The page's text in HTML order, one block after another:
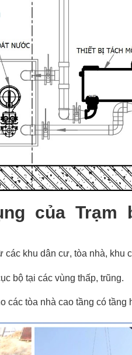
của Trạm
khu dân cư, tòa nhà, khu
bộ tại các vùng thấp, trũng.
các tòa nhà cao tầng có